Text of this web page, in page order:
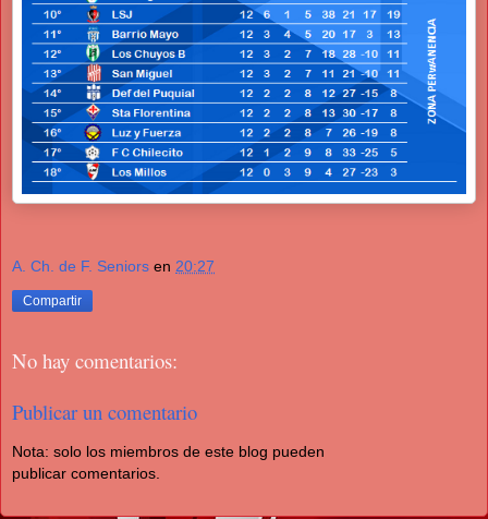
A. Ch. de F. Seniors en 20:27
Compartir
No hay comentarios:
Publicar un comentario
Nota: solo los miembros de este blog pueden
publicar comentarios.